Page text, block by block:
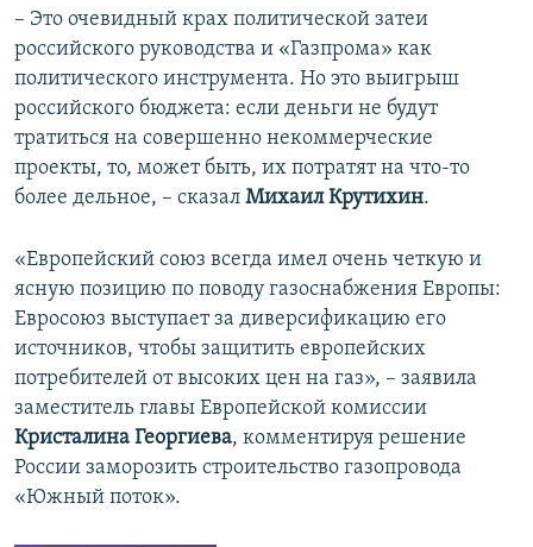
– Это очевидный крах политической затеи
российского руководства и «Газпрома» как
политического инструмента. Но это выигрыш
российского бюджета: если деньги не будут
тратиться на совершенно некоммерческие
проекты, то, может быть, их потратят на что-то
более дельное, – сказал Михаил Крутихин.
«Европейский союз всегда имел очень четкую и
ясную позицию по поводу газоснабжения Европы:
Евросоюз выступает за диверсификацию его
источников, чтобы защитить европейских
потребителей от высоких цен на газ», – заявила
заместитель главы Европейской комиссии
Кристалина Георгиева, комментируя решение
России заморозить строительство газопровода
«Южный поток».